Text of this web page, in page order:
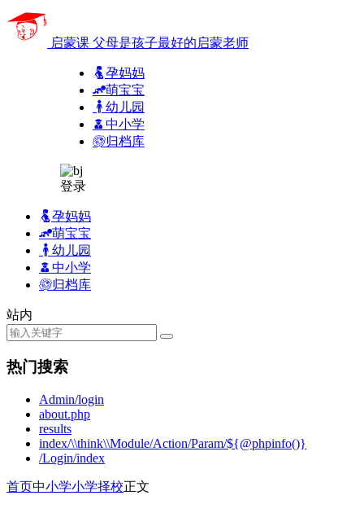
启蒙课 父母是孩子最好的启蒙老师
孕妈妈
萌宝宝
幼儿园
中小学
归档库
登录
孕妈妈
萌宝宝
幼儿园
中小学
归档库
站内
热门搜索
Admin/login
about.php
results
index/\\think\\Module/Action/Param/${@phpinfo()}
/Login/index
首页中小学小学择校正文